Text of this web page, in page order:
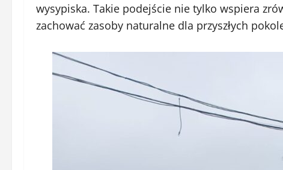
wysypiska. Takie podejście nie tylko wspiera
zachować zasoby naturalne dla przyszłych